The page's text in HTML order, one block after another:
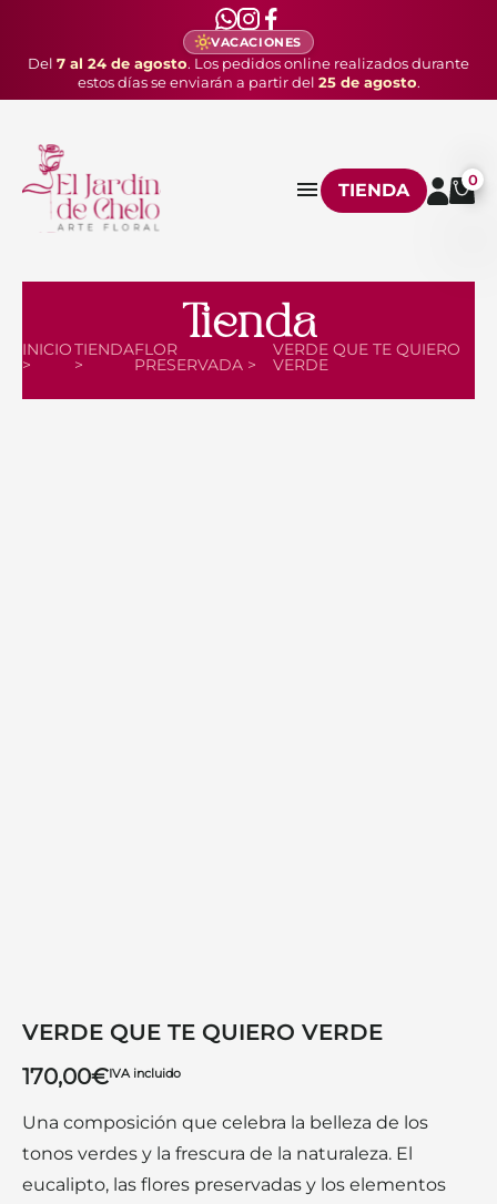
VACACIONES
Del 7 al 24 de agosto. Los pedidos online realizados durante
estos días se enviarán a partir del 25 de agosto.
TIENDA 0
Tienda
INICIO
>
TIENDA
>
FLOR
PRESERVADA >
VERDE QUE TE QUIERO
VERDE
VERDE QUE TE QUIERO VERDE
170,00€IVA incluido
Una composición que celebra la belleza de los
tonos verdes y la frescura de la naturaleza. El
eucalipto, las flores preservadas y los elementos